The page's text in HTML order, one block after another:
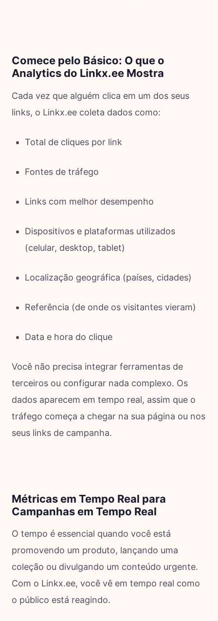
Comece pelo Básico: O que o
Analytics do Linkx.ee Mostra
Cada vez que alguém clica em um dos seus
links, o Linkx.ee coleta dados como:
Total de cliques por link
Fontes de tráfego
Links com melhor desempenho
Dispositivos e plataformas utilizados
(celular, desktop, tablet)
Localização geográfica (países, cidades)
Referência (de onde os visitantes vieram)
Data e hora do clique
Você não precisa integrar ferramentas de
terceiros ou configurar nada complexo. Os
dados aparecem em tempo real, assim que o
tráfego começa a chegar na sua página ou nos
seus links de campanha.
Métricas em Tempo Real para
Campanhas em Tempo Real
O tempo é essencial quando você está
promovendo um produto, lançando uma
coleção ou divulgando um conteúdo urgente.
Com o Linkx.ee, você vê em tempo real como
o público está reagindo.